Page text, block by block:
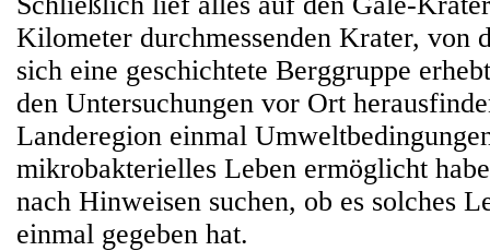
Kilometer durchmessenden Krater, von
sich eine geschichtete Berggruppe
den Untersuchungen vor Ort
Landeregion einmal
mikrobakterielles Leben ermöglicht
nach Hinweisen suchen, ob es solches
einmal gegeben hat.